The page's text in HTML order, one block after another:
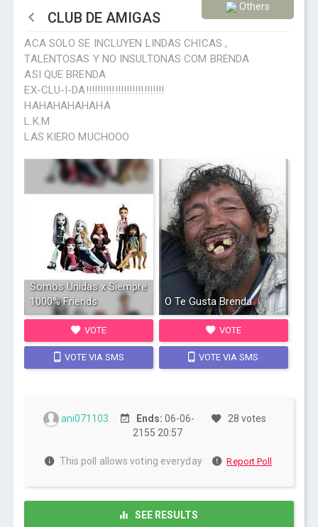
Others
CLUB DE AMIGAS
ACA SOLO SE INCLUYEN LINDAS CHICAS ,
TALENTOSAS Y NO INSULTONAS COM BRENDA
ASI QUE BRENDA
EX-CLU-I-DA!!!!!!!!!!!!!!!!!!!!!!!!!!!
HAHAHAHAHAHA
L.K.M
LAS KIERO MUCHOOO
Somos Unidas x Siempre
1000% Friends
VOTE
VOTE VIA SMS
O Te Gusta Brenda
VOTE
VOTE VIA SMS
ani071103 Ends: 06-06-
2155 20:57
28 votes
This poll allows voting everyday Report Poll
SEE RESULTS